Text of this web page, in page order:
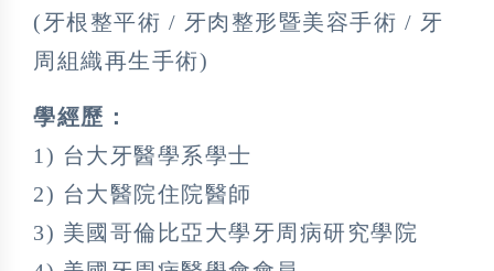
(牙根整平術 / 牙肉整形暨美容手術 / 牙
周組織再生手術)
學經歷：
1) 台大牙醫學系學士
2) 台大醫院住院醫師
3) 美國哥倫比亞大學牙周病研究學院